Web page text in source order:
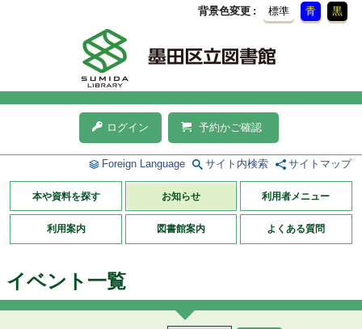
背景色変更 標準 青 黒
ログイン 予約かご確認
Foreign Language サイト内検索 サイトマップ
本や資料を探す お知らせ 利用者メニュー
利用案内 図書館案内 よくある質問
イベント一覧